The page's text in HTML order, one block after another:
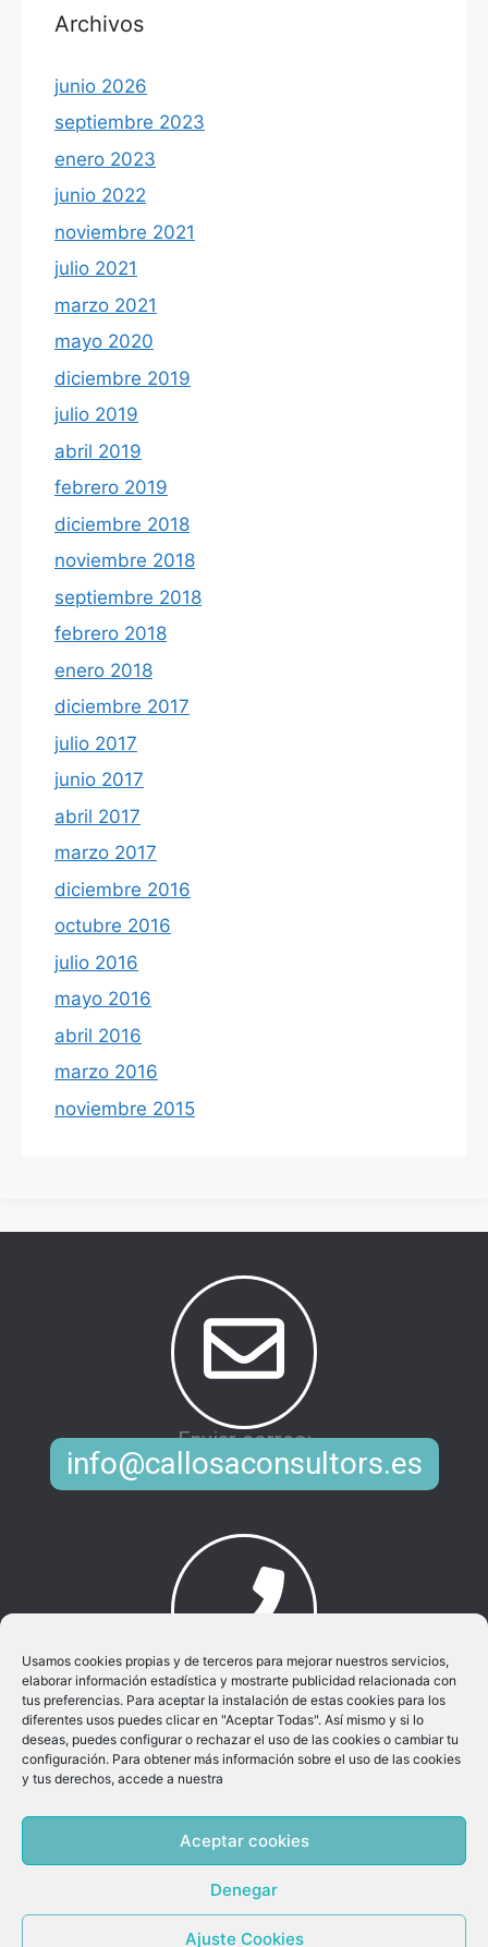
Usamos cookies propias y de terceros para mejorar nuestros servicios,
elaborar información estadística y mostrarte publicidad relacionada con
tus preferencias. Para aceptar la instalación de estas cookies para los
diferentes usos puedes clicar en "Aceptar Todas". Así mismo y si lo
deseas, puedes configurar o rechazar el uso de las cookies o cambiar tu
configuración. Para obtener más información sobre el uso de las cookies
y tus derechos, accede a nuestra
Aceptar cookies
Denegar
Ajuste Cookies
Archivos
junio 2026
septiembre 2023
enero 2023
junio 2022
noviembre 2021
julio 2021
marzo 2021
mayo 2020
diciembre 2019
julio 2019
abril 2019
febrero 2019
diciembre 2018
noviembre 2018
septiembre 2018
febrero 2018
enero 2018
diciembre 2017
julio 2017
junio 2017
abril 2017
marzo 2017
diciembre 2016
octubre 2016
julio 2016
mayo 2016
abril 2016
marzo 2016
noviembre 2015
Enviar correo:
info@callosaconsultors.es
Llamar al movil:
965 881 096
Callosa Consultors SL © 2026 | Powered by
OptimByte